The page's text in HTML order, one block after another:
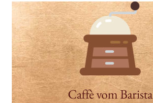
Caffè vom Barista